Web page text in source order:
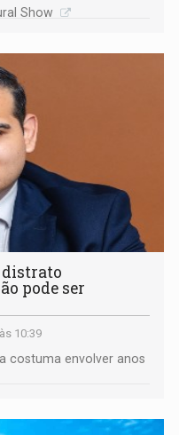
Show
distrato
pode ser
10:39
costuma envolver anos